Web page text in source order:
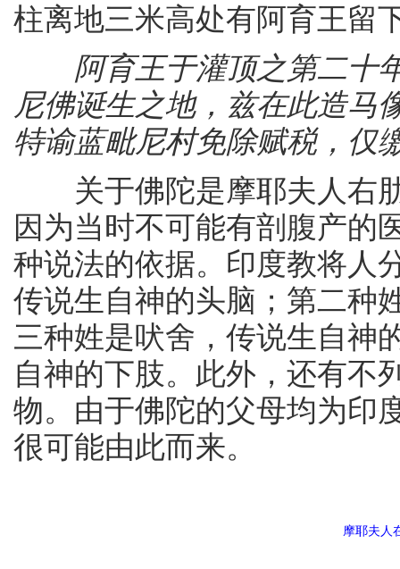
柱离地三米高处有阿育王留
阿育王于灌顶之第二十年
尼佛诞生之地，兹在此造马
特谕蓝毗尼村免除赋税，仅
关于佛陀是摩耶夫人右肋
因为当时不可能有剖腹产的
种说法的依据。印度教将人
传说生自神的头脑；第二种
三种姓是吠舍，传说生自神
自神的下肢。此外，还有不
物。由于佛陀的父母均为印
很可能由此而来。
摩耶夫人